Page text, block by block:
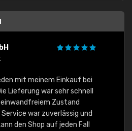
mit meinem Einkauf bei
Lieferung war sehr schnell
einwandfreiem Zustand
war zuverlässig und
den Shop auf jeden Fall